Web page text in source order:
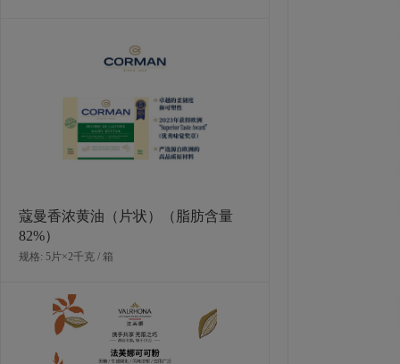
法芙娜豆形白巧克力（35%）
规格: 9袋×1千克 / 箱
蔻曼香浓黄油（片状）（脂肪含量
82%）
规格: 5片×2千克 / 箱